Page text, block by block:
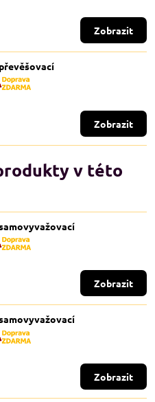
Zobrazit
Zobrazit
v této
Zobrazit
Zobrazit